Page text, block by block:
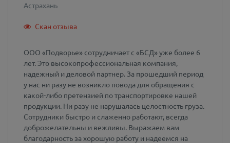
Астрахань
Скан отзыва
ООО «Подворье» сотрудничает с «БСД» уже более 6
лет. Это высокопрофессиональная компания,
надежный и деловой партнер. За прошедший период
у нас ни разу не возникло повода для обращения с
какой-либо претензией по транспортировке нашей
продукции. Ни разу не нарушалась целостность груза.
Сотрудники быстро и слаженно работают, всегда
доброжелательны и вежливы. Выражаем вам
благодарность за хорошую работу и надеемся на